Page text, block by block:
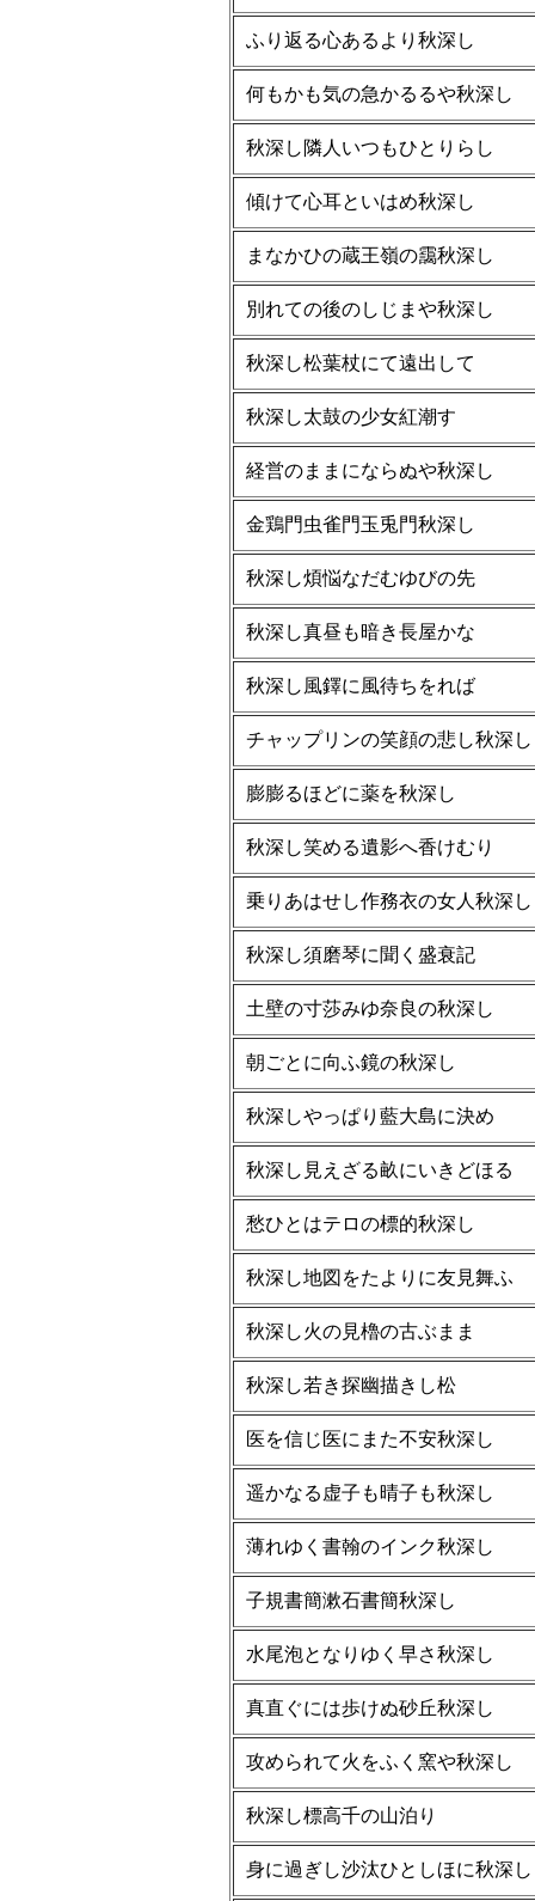
ふり返る心あるより秋深し
何もかも気の急かるるや秋深し
秋深し隣人いつもひとりらし
傾けて心耳といはめ秋深し
まなかひの蔵王嶺の靄秋深し
別れての後のしじまや秋深し
秋深し松葉杖にて遠出して
秋深し太鼓の少女紅潮す
経営のままにならぬや秋深し
金鶏門虫雀門玉兎門秋深し
秋深し煩悩なだむゆびの先
秋深し真昼も暗き長屋かな
秋深し風鐸に風待ちをれば
チャップリンの笑顔の悲し秋深し
膨膨るほどに薬を秋深し
秋深し笑める遺影へ香けむり
乗りあはせし作務衣の女人秋深し
秋深し須磨琴に聞く盛衰記
土壁の寸莎みゆ奈良の秋深し
朝ごとに向ふ鏡の秋深し
秋深しやっぱり藍大島に決め
秋深し見えざる畝にいきどほる
愁ひとはテロの標的秋深し
秋深し地図をたよりに友見舞ふ
秋深し火の見櫓の古ぶまま
秋深し若き探幽描きし松
医を信じ医にまた不安秋深し
遥かなる虚子も晴子も秋深し
薄れゆく書翰のインク秋深し
子規書簡漱石書簡秋深し
水尾泡となりゆく早さ秋深し
真直ぐには歩けぬ砂丘秋深し
攻められて火をふく窯や秋深し
秋深し標高千の山泊り
身に過ぎし沙汰ひとしほに秋深し